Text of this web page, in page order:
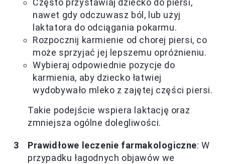
nawet gdy odczuwasz ból, lub użyj
laktatora do odciągania pokarmu.
Rozpocznij karmienie od chorej piersi, co
może sprzyjać jej lepszemu opróżnieniu.
Wybieraj odpowiednie pozycje do
karmienia, aby dziecko łatwiej
wydobywało mleko z zajętej części piersi.
Takie podejście wspiera laktację oraz
zmniejsza ogólne dolegliwości.
Prawidłowe leczenie farmakologiczne: W
przypadku łagodnych objawów we